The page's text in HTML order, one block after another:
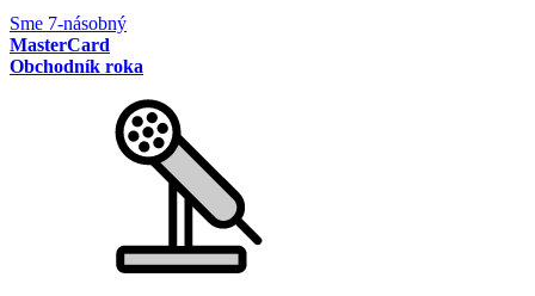
Sme 7-násobný
MasterCard
Obchodník roka